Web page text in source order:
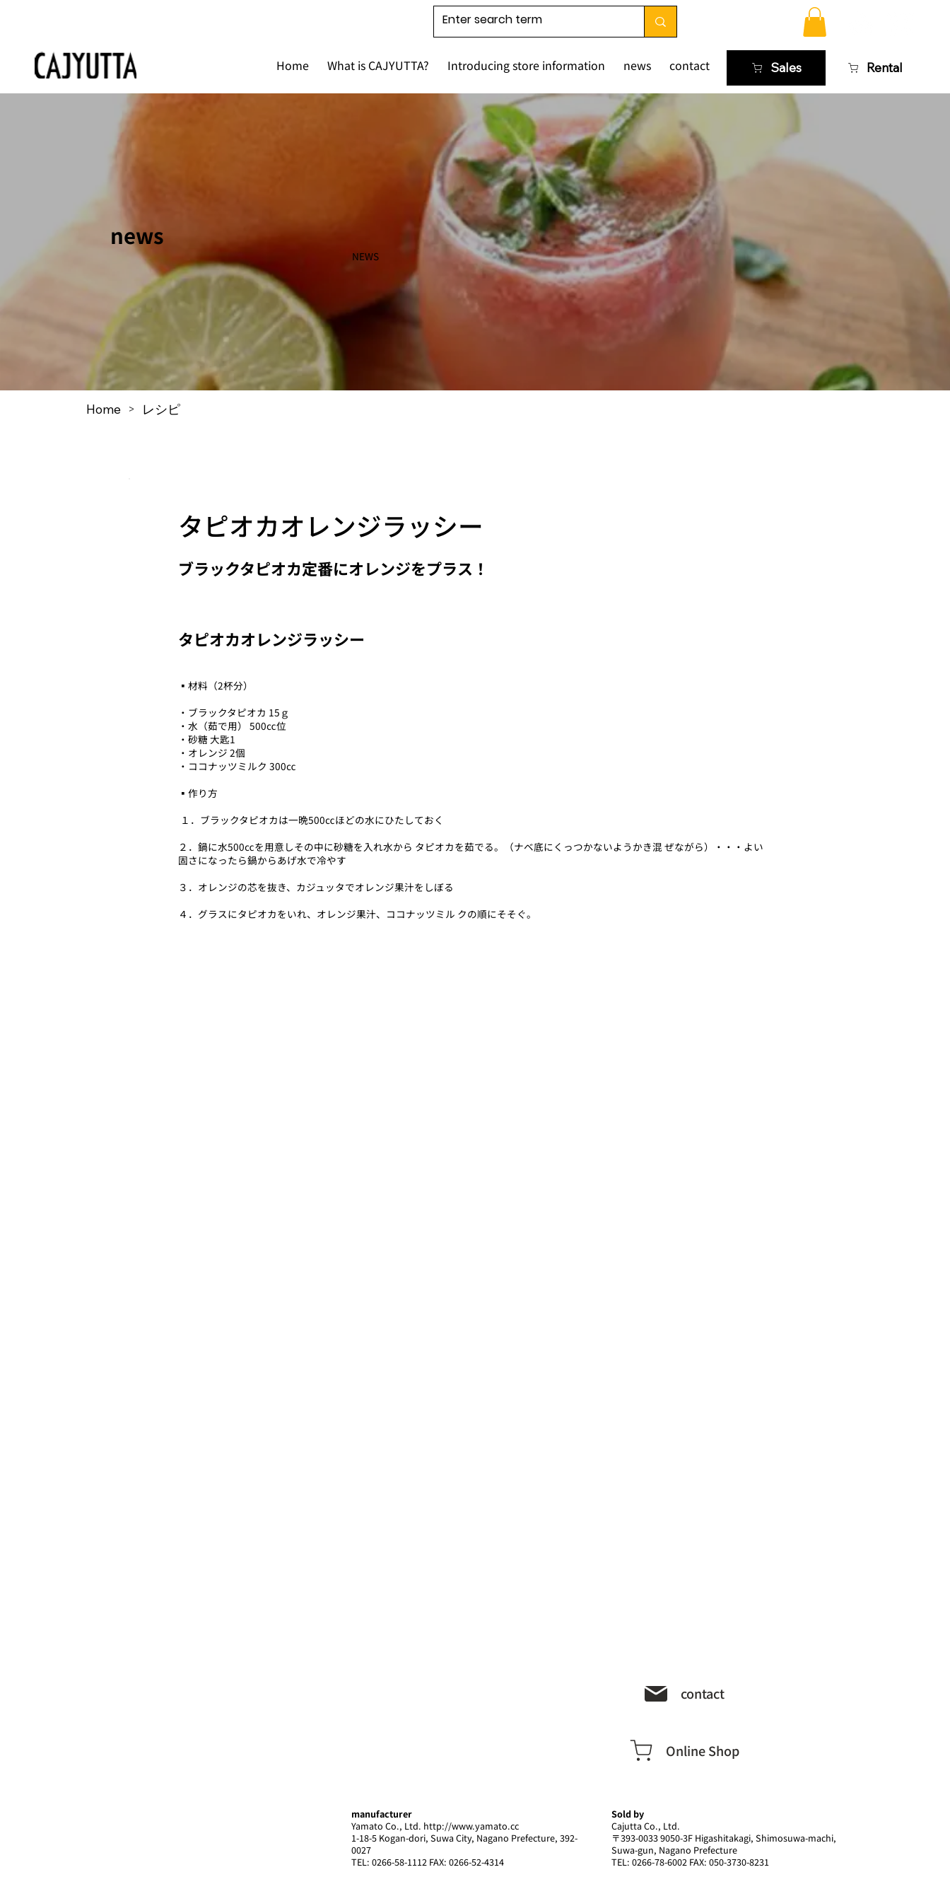
Home What is CAJYUTTA? Introducing store information news contact Sales Rental
news
NEWS
Home > レシピ
タピオカオレンジラッシー
ブラックタピオカ定番にオレンジをプラス！
タピオカオレンジラッシー
▪️材料（2杯分）
・ブラックタピオカ 15ｇ
・水（茹で用） 500㏄位
・砂糖 大匙1
・オレンジ 2個
・ココナッツミルク 300㏄
▪️作り方
１．ブラックタピオカは一晩500㏄ほどの水にひたしておく
２．鍋に水500㏄を用意しその中に砂糖を入れ水から タピオカを茹でる。（ナベ底にくっつかないようかき混 ぜながら）・・・よい
固さになったら鍋からあげ水で冷やす
３．オレンジの芯を抜き、カジュッタでオレンジ果汁をしぼる
４．グラスにタピオカをいれ、オレンジ果汁、ココナッツミル クの順にそそぐ。
manufacturer
Yamato Co., Ltd. http://www.yamato.cc
1-18-5 Kogan-dori, Suwa City, Nagano Prefecture, 392-
0027
TEL: 0266-58-1112 FAX: 0266-52-4314
Sold by
Cajutta Co., Ltd.
〒393-0033 9050-3F Higashitakagi, Shimosuwa-machi,
Suwa-gun, Nagano Prefecture
TEL: 0266-78-6002 FAX: 050-3730-8231
contact
Online Shop